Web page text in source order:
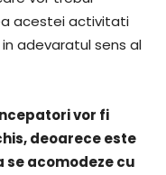
acestei activitati
adevaratul sens al
vor fi
deoarece este
acomodeze cu